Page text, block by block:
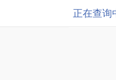
正在查询